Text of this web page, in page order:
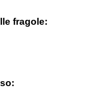
fragole: